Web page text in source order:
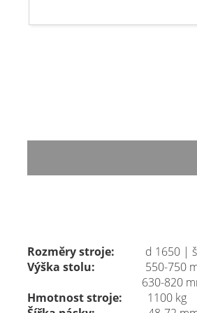
Rozměry stroje:
d 1650 | š
Výška stolu:
550-750 mm
630-820 mm
Hmotnost stroje:
1100 kg